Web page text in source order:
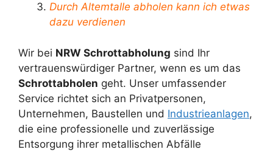
Durch Altemtalle abholen kann ich etwas
dazu verdienen
Wir bei NRW Schrottabholung sind Ihr
vertrauenswürdiger Partner, wenn es um das
Schrottabholen geht. Unser umfassender
Service richtet sich an Privatpersonen,
Unternehmen, Baustellen und Industrieanlagen,
die eine professionelle und zuverlässige
Entsorgung ihrer metallischen Abfälle